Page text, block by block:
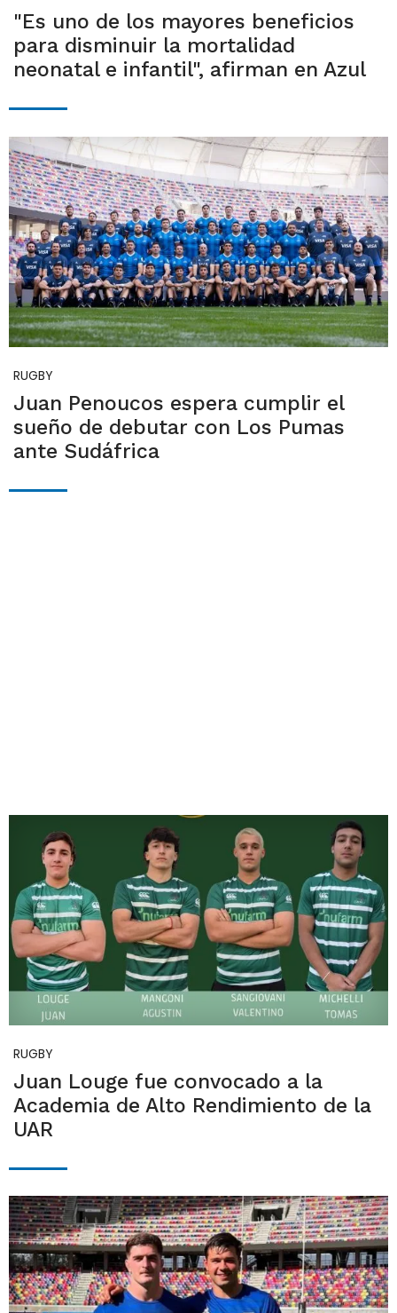
"Es uno de los mayores beneficios
para disminuir la mortalidad
neonatal e infantil", afirman en Azul
RUGBY
Juan Penoucos espera cumplir el
sueño de debutar con Los Pumas
ante Sudáfrica
RUGBY
Juan Louge fue convocado a la
Academia de Alto Rendimiento de la
UAR